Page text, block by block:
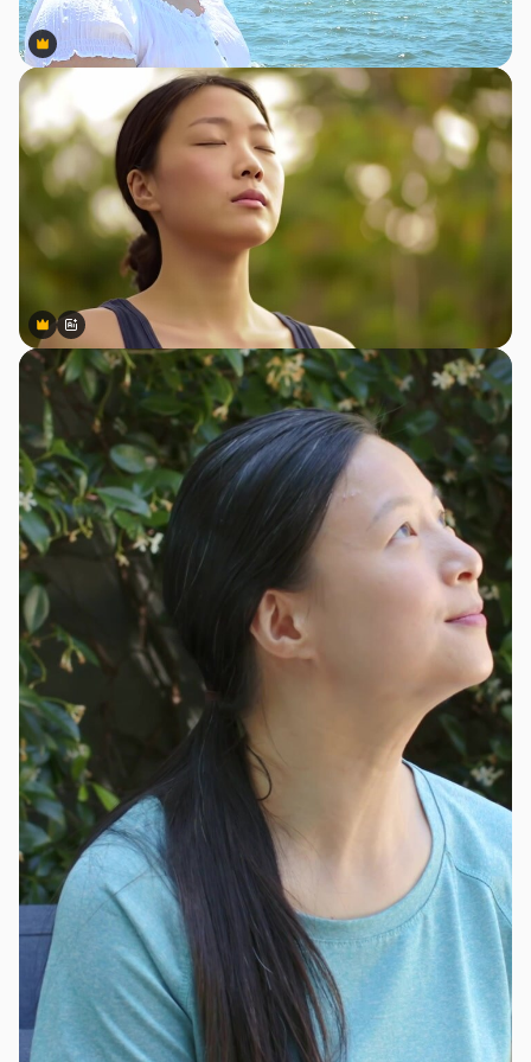
Premium
Premium
Premium
Premium
สร้างขึ้นโดย AI